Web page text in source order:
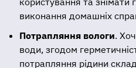
виконання домашніх
Потрапляння вологи.
води, згодом
потрапляння рідини